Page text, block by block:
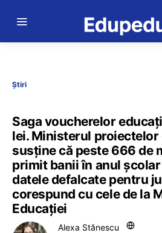
Știri
Saga voucherelor
lei. Ministerul proiectelor
susține că peste 666 de
primit banii în anul
datele defalcate pentru
corespund cu cele de la
Educației
Alexa Stănescu